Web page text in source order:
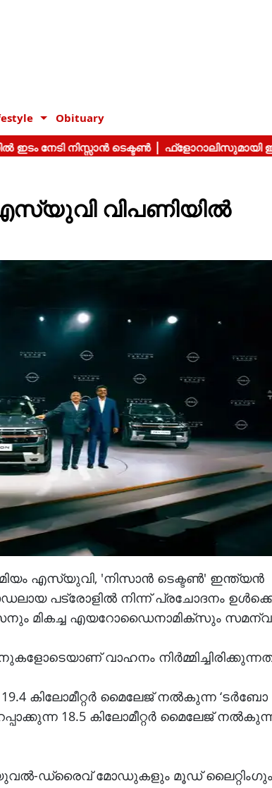
Obituary
എസ്‌യുവി വിപണിയിൽ
എസ്‌യുവി, 'നിസാൻ ടെക്ടൺ' ഇന്ത്യൻ
പട്രോളിൽ നിന്ന് പ്രചോദനം
മികച്ച എയറോഡൈനാമിക്സും
വാഹനം
കിലോമീറ്റർ മൈലേജ് നൽകുന്ന ‘ടർബോ
18.5 കിലോമീറ്റർ മൈലേജ്
ഡ്രൈവ് മോഡുകളും മൂഡ് ലൈറ്റിംഗും